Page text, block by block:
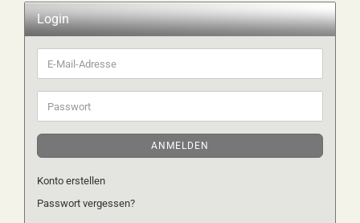
Login
E-
Mail-
Adresse
Passwort
ANMELDEN
Konto erstellen
Passwort vergessen?